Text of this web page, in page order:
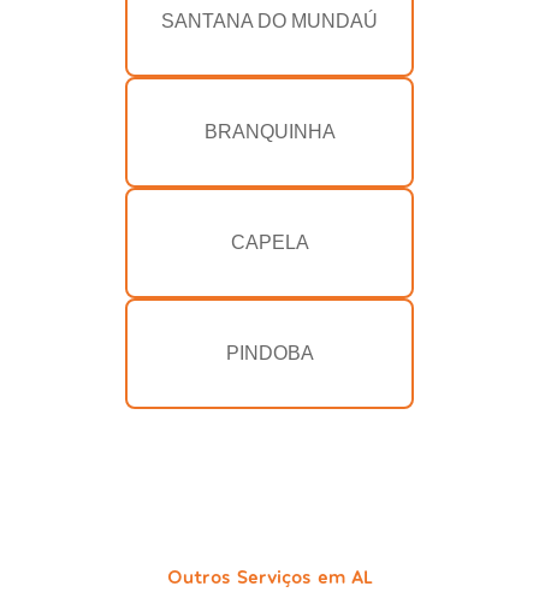
SANTANA DO MUNDAÚ
BRANQUINHA
CAPELA
PINDOBA
Outros Serviços em AL